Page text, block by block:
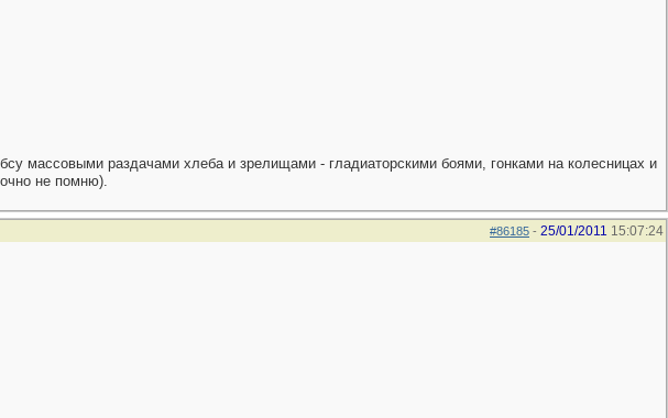
массовыми раздачами хлеба и зрелищами - гладиаторскими боями, гонками на колесницах и
не помню).
#86185 - 25/01/2011 15:07:24